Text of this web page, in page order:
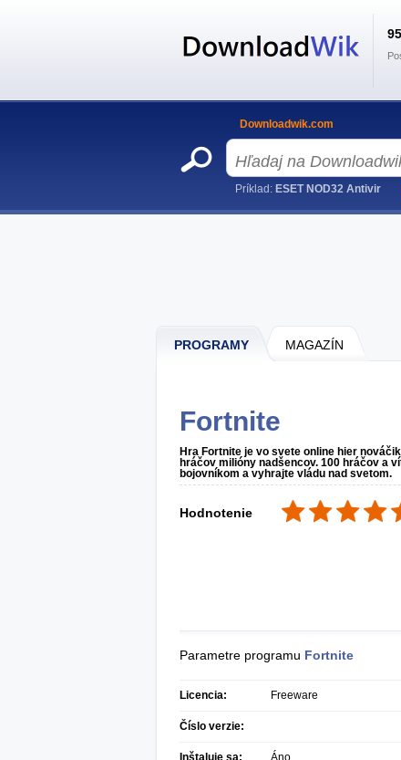
PROGRAMY MAGAZÍN
Fortnite
Hra Fortnite je vo svete online hier
hráčov milióny nadšencov. 100 hráčov a
bojovníkom a vyhrajte vládu nad svetom.
Hodnotenie
Parametre programu Fortnite
Licencia: Freeware
Číslo verzie:
Inštaluje sa: Áno
Downloadwik.com
Príklad: ESET NOD32 Antivir